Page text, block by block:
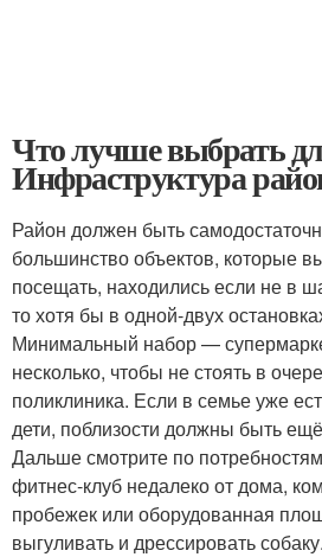
Что лучше выбрать
Инфраструктура
Район должен быть
большинство объектов, которые
посещать, находились если не в
то хотя бы в одной‑двух
Минимальный набор —
несколько, чтобы не стоять в
поликлиника. Если в семье уже
дети, поблизости должны быть
Дальше смотрите по
фитнес‑клуб недалеко от дома,
пробежек или оборудованная
выгуливать и дрессировать собаку.